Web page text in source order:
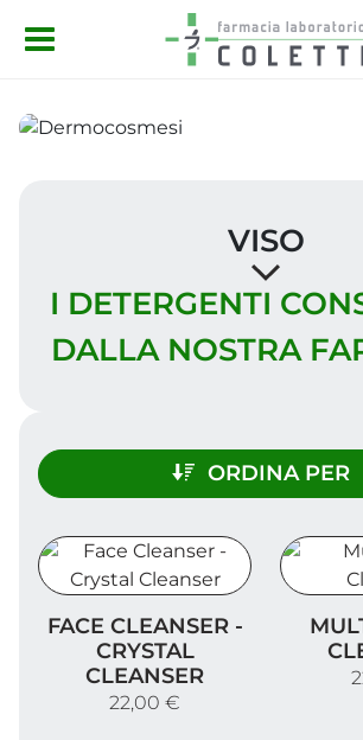
Salta al contenuto principale
VISO
I DETERGENTI
DALLA NOSTRA
ORDINA PER
FACE CLEANSER -
CRYSTAL
CLEANSER
22,00 €